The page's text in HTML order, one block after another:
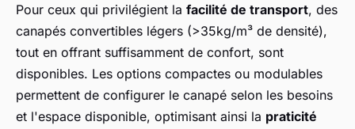
Pour ceux qui privilégient la facilité de transport, des
canapés convertibles légers (>35kg/m³ de densité),
tout en offrant suffisamment de confort, sont
disponibles. Les options compactes ou modulables
permettent de configurer le canapé selon les besoins
et l'espace disponible, optimisant ainsi la praticité